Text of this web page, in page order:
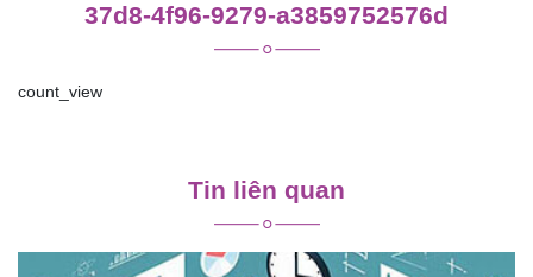
37d8-4f96-9279-a3859752576d
count_view
Tin liên quan